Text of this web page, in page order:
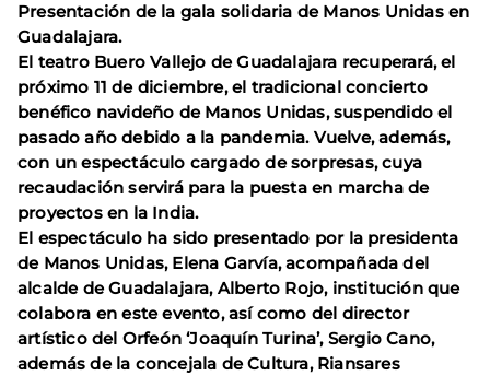
Presentación de la gala solidaria de Manos Unidas en
Guadalajara.
El teatro Buero Vallejo de Guadalajara recuperará, el
próximo 11 de diciembre, el tradicional concierto
benéfico navideño de Manos Unidas, suspendido el
pasado año debido a la pandemia. Vuelve, además,
con un espectáculo cargado de sorpresas, cuya
recaudación servirá para la puesta en marcha de
proyectos en la India.
El espectáculo ha sido presentado por la presidenta
de Manos Unidas, Elena Garvía, acompañada del
alcalde de Guadalajara, Alberto Rojo, institución que
colabora en este evento, así como del director
artístico del Orfeón ‘Joaquín Turina’, Sergio Cano,
además de la concejala de Cultura, Riansares